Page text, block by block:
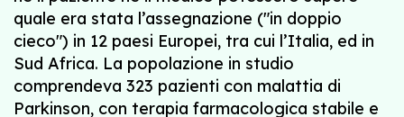
quale era stata l’assegnazione ("in doppio
cieco") in 12 paesi Europei, tra cui l’Italia, ed in
Sud Africa. La popolazione in studio
comprendeva 323 pazienti con malattia di
Parkinson, con terapia farmacologica stabile e